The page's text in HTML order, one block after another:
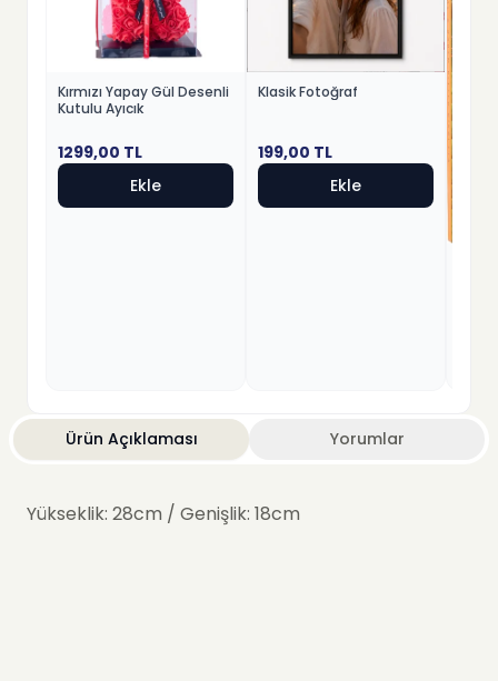
Kırmızı Yapay Gül Desenli
Kutulu Ayıcık
1299,00 TL
Ekle
Klasik Fotoğraf
199,00 TL
Ekle
Ürün Açıklaması Yorumlar
Yükseklik: 28cm / Genişlik: 18cm